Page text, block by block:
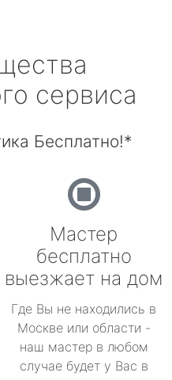
сервиса
Бесплатно!*
Мастер
бесплатно
выезжает на дом
Где Вы не находились в
Москве или области -
наш мастер в любом
случае будет у Вас в